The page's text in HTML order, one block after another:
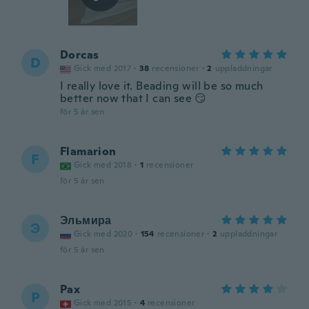
D Dorcas
Gick med 2017 · 38 recensioner · 2 uppladdningar
I really love it. Beading will be so much
better now that I can see 😏
för 5 år sen
F Flamarion
Gick med 2018 · 1 recensioner
för 5 år sen
Э Эльмира
Gick med 2020 · 154 recensioner · 2 uppladdningar
för 5 år sen
P Pax
Gick med 2015 · 4 recensioner